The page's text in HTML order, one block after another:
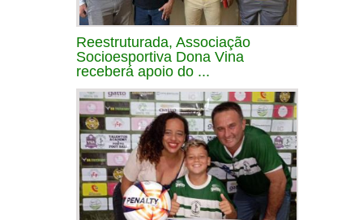
Reestruturada, Associação
Socioesportiva Dona Vina
receberá apoio do ...